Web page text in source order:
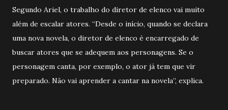
Segundo Ariel, o trabalho do diretor de elenco vai muito
além de escalar atores. “Desde o início, quando se declara
uma nova novela, o diretor de elenco é encarregado de
buscar atores que se adequem aos personagens. Se o
personagem canta, por exemplo, o ator já tem que vir
preparado. Não vai aprender a cantar na novela”, explica.